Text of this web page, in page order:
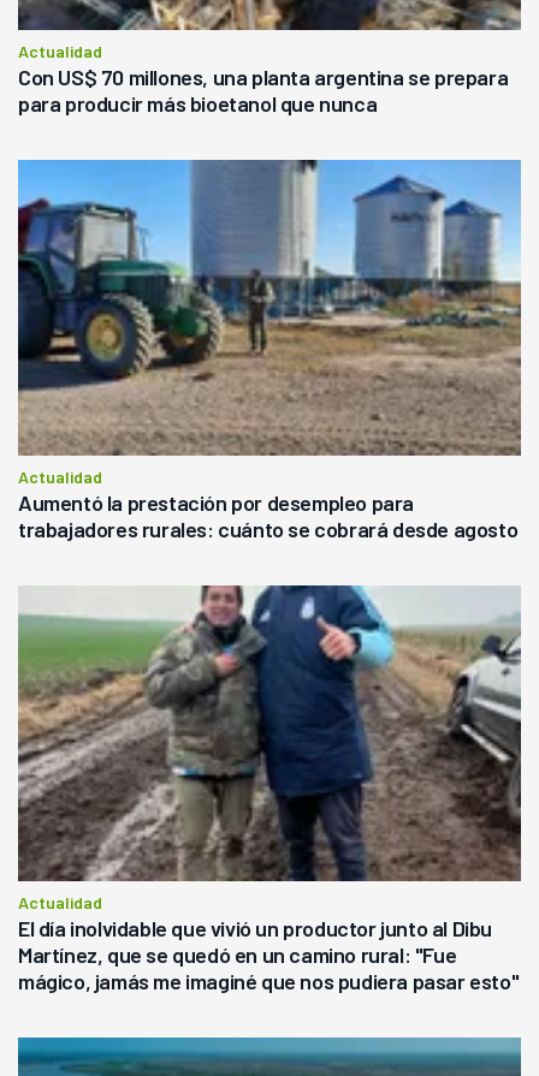
Actualidad
Con US$ 70 millones, una planta argentina se prepara
para producir más bioetanol que nunca
Actualidad
Aumentó la prestación por desempleo para
trabajadores rurales: cuánto se cobrará desde agosto
Actualidad
El día inolvidable que vivió un productor junto al Dibu
Martínez, que se quedó en un camino rural: "Fue
mágico, jamás me imaginé que nos pudiera pasar esto"